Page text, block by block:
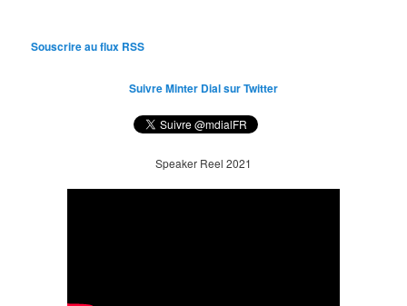
Souscrire au flux RSS
Suivre Minter Dial sur Twitter
Speaker Reel 2021